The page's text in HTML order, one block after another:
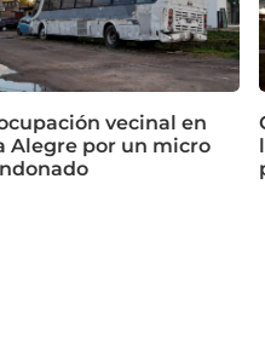
vecinal en
Alegre por un micro